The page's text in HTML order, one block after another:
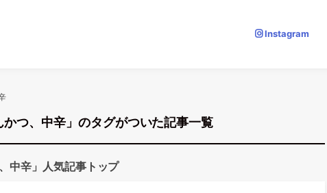
Instagram
つ、中辛」のタグがついた記事一覧
中辛」人気記事トップ